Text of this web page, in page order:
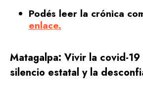
Podés leer la crónica
enlace.
Matagalpa: Vivir la covid-
silencio estatal y la